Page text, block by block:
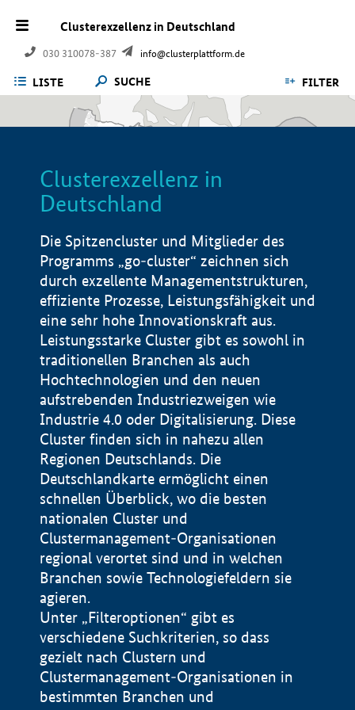
Clusterexzellenz in Deutschland
030 310078-387 info@clusterplattform.de
LISTE SUCHE FILTER
Clusterexzellenz in
Deutschland
Die Spitzencluster und Mitglieder des
Programms „go-cluster“ zeichnen sich
durch exzellente Managementstrukturen,
effiziente Prozesse, Leistungsfähigkeit und
eine sehr hohe Innovationskraft aus.
Leistungsstarke Cluster gibt es sowohl in
traditionellen Branchen als auch
Hochtechnologien und den neuen
aufstrebenden Industriezweigen wie
Industrie 4.0 oder Digitalisierung. Diese
Cluster finden sich in nahezu allen
Regionen Deutschlands. Die
Deutschlandkarte ermöglicht einen
schnellen Überblick, wo die besten
nationalen Cluster und
Clustermanagement-Organisationen
regional verortet sind und in welchen
Branchen sowie Technologiefeldern sie
agieren.
Unter „Filteroptionen“ gibt es
verschiedene Suchkriterien, so dass
gezielt nach Clustern und
Clustermanagement-Organisationen in
bestimmten Branchen und
Impressum
Datenschutzerklärung
BMWE, 2026 ©
100 km © Geobasis-DE / BKG 2015